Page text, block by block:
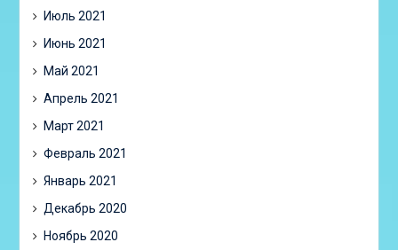
Июль 2021
Июнь 2021
Май 2021
Апрель 2021
Март 2021
Февраль 2021
Январь 2021
Декабрь 2020
Ноябрь 2020